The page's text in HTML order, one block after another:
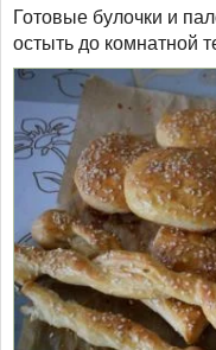
Готовые булочки и
остыть до комнатной